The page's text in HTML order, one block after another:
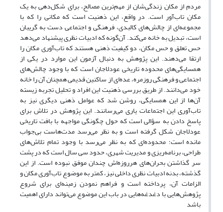
مردم از مکان زندگی‌شان از مهم‌ترین مصالح، برای شکل‌دهی به یک
مکان تاب‌آور است. در واقع، این ذهنیت است که مکانی را که با
مجموعه‌ای از چالش‌های کالبدی، فرهنگی و اجتماعی دست به گریبان
است، تبدیل به خانه می‌کند. آن‌گونه که ادبیات نظری پیشنهاد می‌دهد
حس تعلق و حس مکان، دو کیفیت ذهنی هستند که تاب‌آوری مکان را
ارتقا می‌دهند. این پژوهش به دنبال آزمون این موارد در یکی از
همسایگی‌های محدوده تاریخی عودلاجان است که با وجود چالش‌های
اجتماعی و فرهنگی روزمره، عده‌ای از ساکنین قدیمی همچنان آن را خانه
خود می‌دانند. از طریق بررسی ذهنیت این افراد و تحلیل تجربه زیسته
آن‌ها از این همسایگی، روشن شد که عوامل ذهنی دیگری نیز به
تاب‌آوری این اجتماعات یاری می‌رسانند. این پژوهش در تلاش برای
پاسخ دادن به سؤالی ‌است که حول چگونگی مواجهه با بافت تاریخی
عودلاجان شکل گرفته است و به نظر می‌رسد مدت‌هاست بی‌جواب
مانده است؛ محدوده‌ای که به نظر می‌رسد با وجود تمام تلاش‌های
طراحی، برنامه‌ریزی و مدیریت شهری، حدود سی سال است که در پشت
سر گذاشتن بحران‌های هرروزه‌اش چندان موفق نبوده است. از این
گذشته، بدنه ادبیات نظری داخلی نیز، کمتر به موضوع تاب‌آوری مکان و
الزامات آن، پرداخته است و فراهم نمودن زمینه‌ای برای شروع
پژوهش‌هایی با دغدغه‌هایی در باب این موضوع می‌تواند دارای اهمیت
باشد